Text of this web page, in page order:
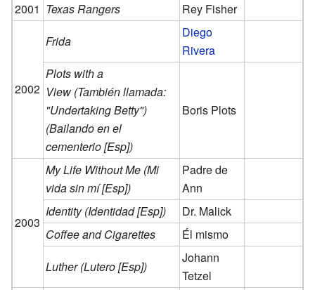
2001 Texas Rangers Rey Fisher
2002
Frida
Diego
Rivera
Plots with a
View (También llamada:
"Undertaking Betty")
(Bailando en el
cementerio [Esp])
Boris Plots
2003
My Life Without Me (Mi
vida sin mí [Esp])
Padre de
Ann
Identity (Identidad [Esp])
Dr. Malick
Coffee and Cigarettes
Él mismo
Luther (Lutero [Esp])
Johann
Tetzel